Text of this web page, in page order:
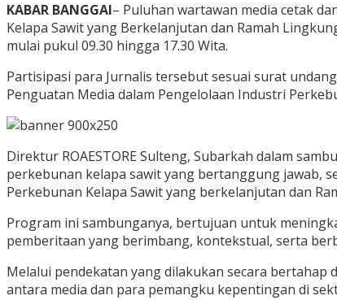
KABAR BANGGAI– Puluhan wartawan media cetak
Kelapa Sawit yang Berkelanjutan dan Ramah
mulai pukul 09.30 hingga 17.30 Wita.
Partisipasi para Jurnalis tersebut sesuai surat
Penguatan Media dalam Pengelolaan Industri
Direktur ROAESTORE Sulteng, Subarkah dalam
perkebunan kelapa sawit yang bertanggung jawab,
Perkebunan Kelapa Sawit yang berkelanjutan dan
Program ini sambunganya, bertujuan untuk
pemberitaan yang berimbang, kontekstual, serta
Melalui pendekatan yang dilakukan secara
antara media dan para pemangku kepentingan di